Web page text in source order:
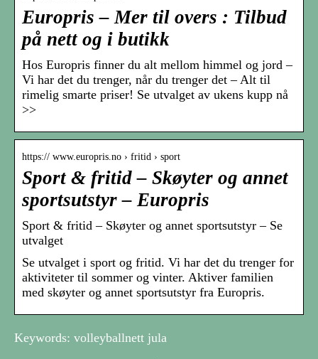
Europris – Mer til overs : Tilbud
på nett og i butikk
Hos Europris finner du alt mellom himmel og jord –
Vi har det du trenger, når du trenger det – Alt til
rimelig smarte priser! Se utvalget av ukens kupp nå
>>
https:// www.europris.no › fritid › sport
Sport & fritid – Skøyter og annet
sportsutstyr – Europris
Sport & fritid – Skøyter og annet sportsutstyr – Se
utvalget
Se utvalget i sport og fritid. Vi har det du trenger for
aktiviteter til sommer og vinter. Aktiver familien
med skøyter og annet sportsutstyr fra Europris.
Keywords: volleyballnett jula